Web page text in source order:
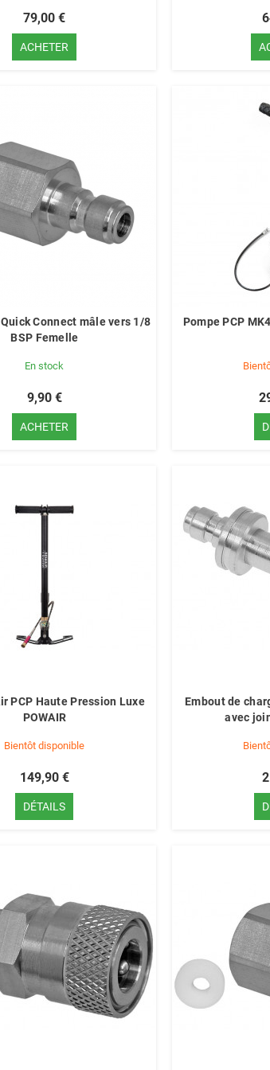
79,00 €
ACHETER
Connect mâle vers 1/8
BSP Femelle
En stock
9,90 €
ACHETER
Pompe PCP
PCP Haute Pression Luxe
POWAIR
Bientôt disponible
149,90 €
DÉTAILS
Embout de
avec